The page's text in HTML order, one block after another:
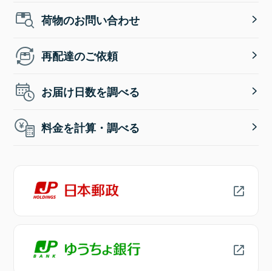
荷物のお問い合わせ
再配達のご依頼
お届け日数を調べる
料金を計算・調べる